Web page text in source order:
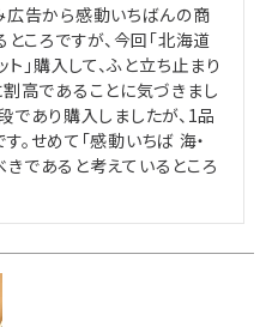
告から感動いちばんの商
ころですが、今回「北海道
」購入して、ふと立ち止まり
高であることに気づきまし
であり購入しましたが、1品
。せめて「感動いちば 海・
きであると考えているところ